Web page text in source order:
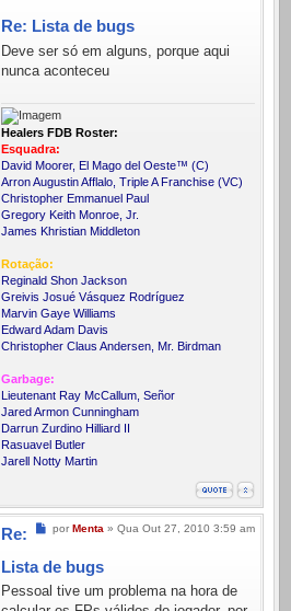
Re: Lista de bugs
Deve ser só em alguns, porque aqui
nunca aconteceu
Healers FDB Roster:
Esquadra:
David Moorer, El Mago del Oeste™ (C)
Arron Augustin Afflalo, Triple A Franchise (VC)
Christopher Emmanuel Paul
Gregory Keith Monroe, Jr.
James Khristian Middleton
Rotação:
Reginald Shon Jackson
Greivis Josué Vásquez Rodríguez
Marvin Gaye Williams
Edward Adam Davis
Christopher Claus Andersen, Mr. Birdman
Garbage:
Lieutenant Ray McCallum, Señor
Jared Armon Cunningham
Darrun Zurdino Hilliard II
Rasuavel Butler
Jarell Notty Martin
Mensagem
por Menta » Qua Out 27, 2010 3:59 am
Re:
Lista de bugs
Pessoal tive um problema na hora de